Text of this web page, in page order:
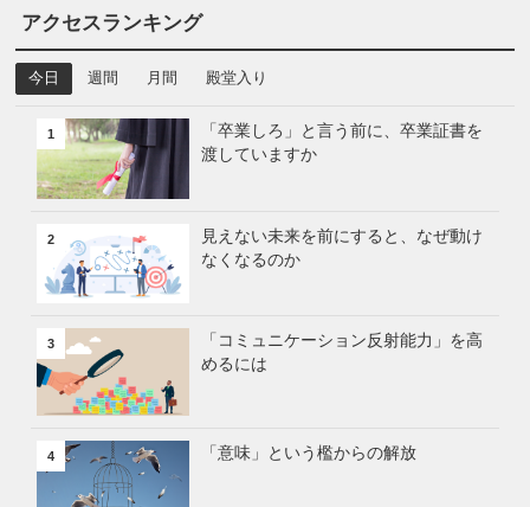
アクセスランキング
今日 週間 月間 殿堂入り
1
「卒業しろ」と言う前に、卒業証書を
渡していますか
2
見えない未来を前にすると、なぜ動け
なくなるのか
3
「コミュニケーション反射能力」を高
めるには
4 「意味」という檻からの解放